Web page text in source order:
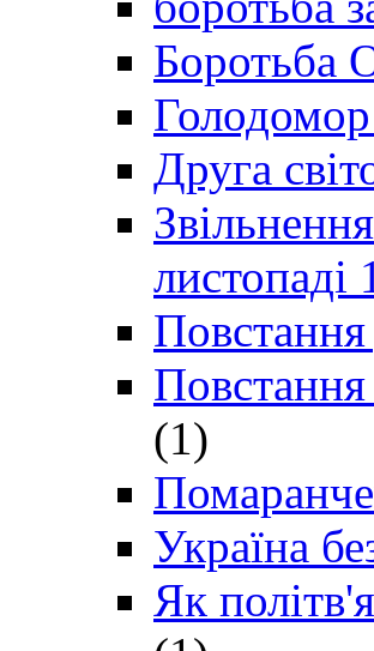
Боротьба
Друга
листопаді
Повстання
(1)
Україна
Як